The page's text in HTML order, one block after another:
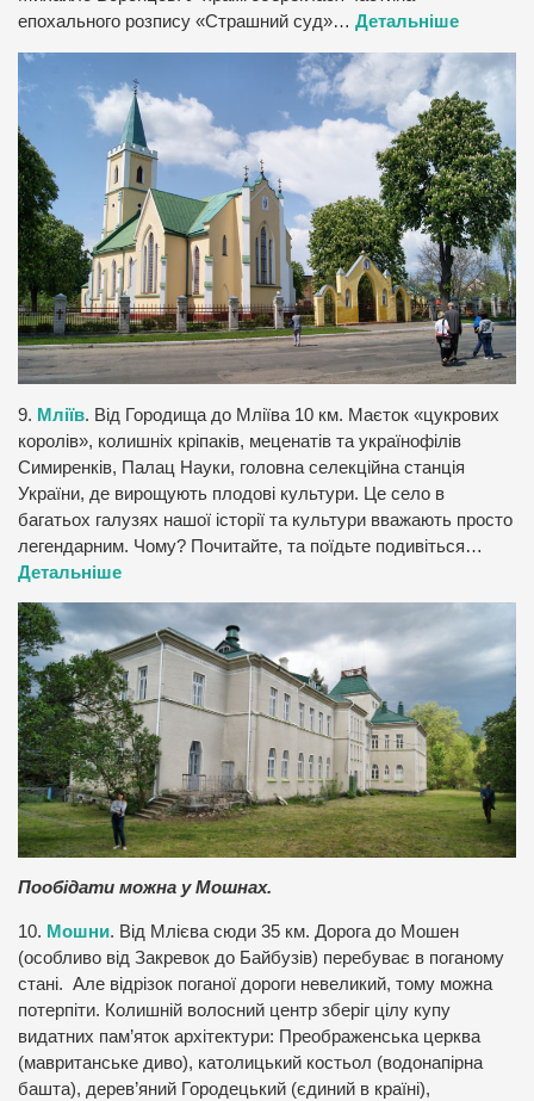
епохального розпису «Страшний суд»… Детальніше
9. Мліїв. Від Городища до Мліїва 10 км. Маєток «цукрових
королів», колишніх кріпаків, меценатів та українофілів
Симиренків, Палац Науки, головна селекційна станція
України, де вирощують плодові культури. Це село в
багатьох галузях нашої історії та культури вважають просто
легендарним. Чому? Почитайте, та поїдьте подивіться…
Детальніше
Пообідати можна у Мошнах.
10. Мошни. Від Млієва сюди 35 км. Дорога до Мошен
(особливо від Закревок до Байбузів) перебуває в поганому
стані. Але відрізок поганої дороги невеликий, тому можна
потерпіти. Колишній волосний центр зберіг цілу купу
видатних пам’яток архітектури: Преображенська церква
(мавританське диво), католицький костьол (водонапірна
башта), дерев’яний Городецький (єдиний в країні),